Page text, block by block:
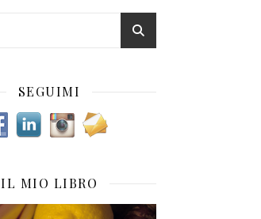
SEGUIMI
IL MIO LIBRO